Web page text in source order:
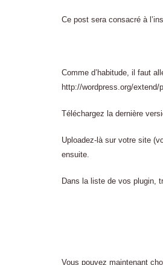
Ce post sera consacré à
Comme d’habitude, il faut
http://wordpress.org/
Téléchargez la dernière
Uploadez-là sur votre site
ensuite.
Dans la liste de vos plugin,
Vous pouvez maintenant